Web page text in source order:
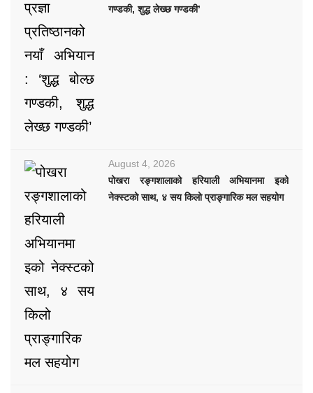
गण्डकी, शुद्ध लेख्छ गण्डकी’
August 4, 2026
पोखरा रङ्गशालाको हरियाली अभियानमा इको
नेक्स्टको साथ, ४ सय किलो प्राङ्गारिक मल सहयोग